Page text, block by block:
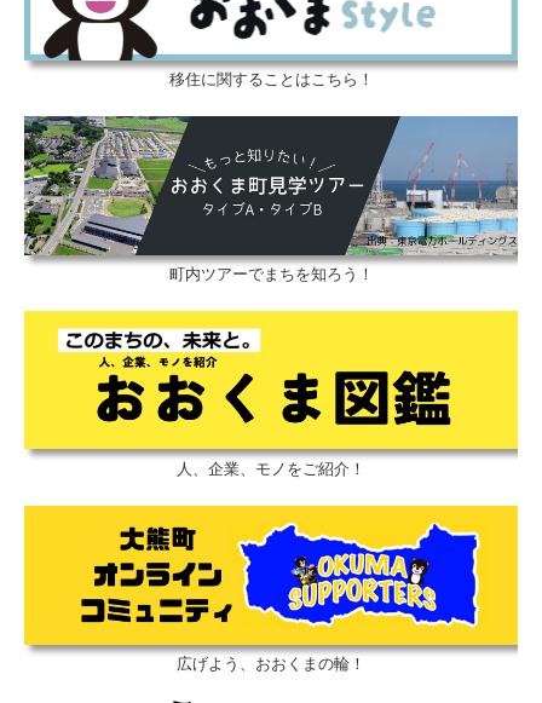
移住に関することはこちら！
町内ツアーでまちを知ろう！
人、企業、モノをご紹介！
広げよう、おおくまの輪！